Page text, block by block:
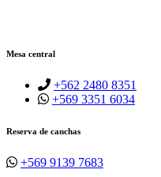
Mesa central
+562 2480 8351
+569 3351 6034
Reserva de canchas
+569 9139 7683